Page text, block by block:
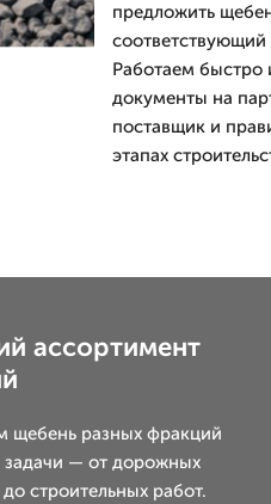
предложить
Работаем быстро
документы на
поставщик и
этапах
ассортимент
щебень разных фракций
— от дорожных
строительных работ.